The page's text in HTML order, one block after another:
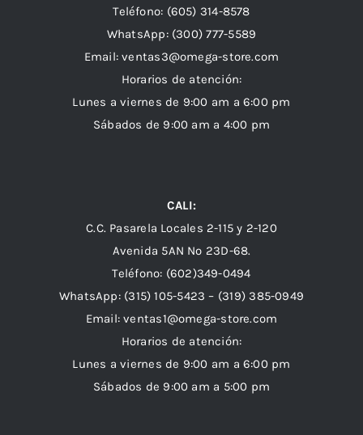
Teléfono: (605) 314-8578
WhatsApp: (300) 777-5589
Email: ventas3@omega-store.com
Horarios de atención:
Lunes a viernes de 9:00 am a 6:00 pm
Sábados de 9:00 am a 4:00 pm
CALI:
C.C. Pasarela Locales 2-115 y 2-120
Avenida 5AN Nº 23D-68.
Teléfono: (602)349-0494
WhatsApp: (315) 105-5423 – (319) 385-0949
Email:ventas1@omega-store.com
Horarios de atención:
Lunes a viernes de 9:00 am a 6:00 pm
Sábados de 9:00 am a 5:00 pm